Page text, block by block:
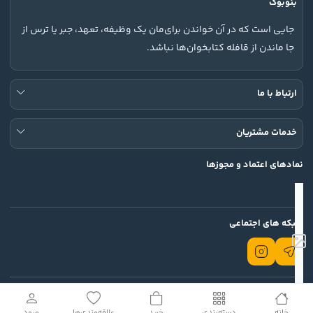
قانون کپي‌رايت منتشر کرده است.
رتبه کتاب «آيشمن در اورشليم» در گودريدز: 4/23 از 5
بنوبوک
جایی است که در آن خواندن برای‌مان یک وظیفه، تعهد، جبر یا ترس از
جا ماندن از قافله کتابخوان‌ها نباشد.
ارتباط با ما
خدمات مشتریان
نمادهای اعتماد و مجوزها
شبکه های اجتماعی
تمامی حقوق این وب سایت محفوظ است.